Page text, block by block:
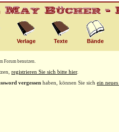
Verlage Texte Bände
Forum benutzen.
registrieren Sie sich bitte hier.
vergessen haben, können Sie sich ein